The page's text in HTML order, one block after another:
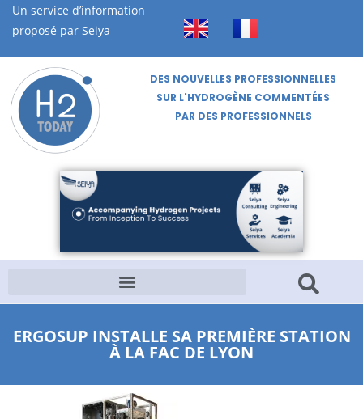
Un service d’information
proposé par Seiya
DES NOUVELLES PROFESSIONNELLES
SUR L'HYDROGÈNE COMMENTÉES
PAR DES PROFESSIONNELS
ERGOSUP INSTALLE SA PREMIÈRE STATION
À LA FAC DE LYON